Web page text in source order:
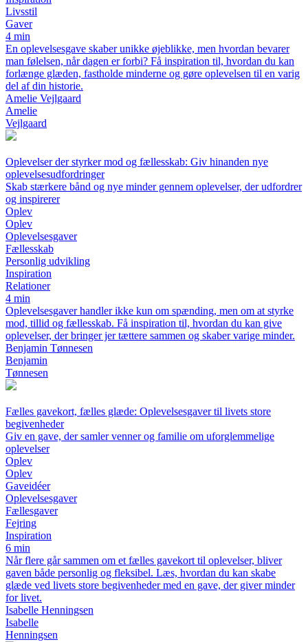
Livsstil
Gaver
4 min
En oplevelsesgave skaber unikke øjeblikke, men hvordan bevarer
man følelsen, når dagen er forbi? Få inspiration til, hvordan du kan
forlænge glæden, fastholde minderne og gøre oplevelsen til en varig
del af din historie.
Amelie Vejlgaard
Amelie
Vejlgaard
Oplevelser der styrker mod og fællesskab: Giv hinanden nye
oplevelsesudfordringer
Skab stærkere bånd og nye minder gennem oplevelser, der udfordrer
og inspirerer
Oplev
Oplev
Oplevelsesgaver
Fællesskab
Personlig udvikling
Inspiration
Relationer
4 min
Oplevelsesgaver handler ikke kun om spænding, men om at styrke
mod, tillid og fællesskab. Få inspiration til, hvordan du kan give
oplevelser, der bringer jer tættere sammen og skaber varige minder.
Benjamin Tønnesen
Benjamin
Tønnesen
Fælles gavekort, fælles glæde: Oplevelsesgaver til livets store
begivenheder
Giv en gave, der samler venner og familie om uforglemmelige
oplevelser
Oplev
Oplev
Gaveidéer
Oplevelsesgaver
Fællesgaver
Fejring
Inspiration
6 min
Når flere går sammen om et fælles gavekort til oplevelser, bliver
gaven både personlig og fleksibel. Læs, hvordan du kan skabe
glæde ved livets store begivenheder med en gave, der giver minder
for livet.
Isabelle Henningsen
Isabelle
Henningsen